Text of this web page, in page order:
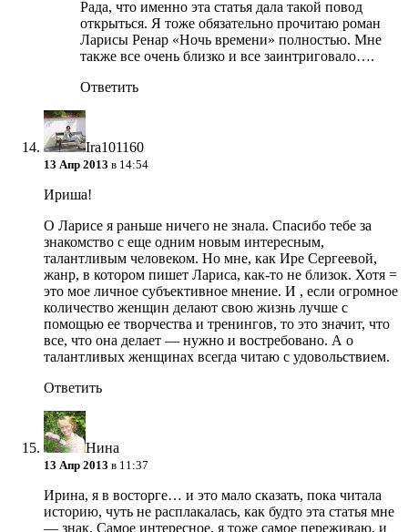
Рада, что именно эта статья дала такой повод
открыться. Я тоже обязательно прочитаю роман
Ларисы Ренар «Ночь времени» полностью. Мне
также все очень близко и все заинтриговало….
Ответить
Ira101160
13 Апр 2013 в 14:54
Ириша!
О Ларисе я раньше ничего не знала. Спасибо тебе за
знакомство с еще одним новым интересным,
талантливым человеком. Но мне, как Ире Сергеевой,
жанр, в котором пишет Лариса, как-то не близок. Хотя =
это мое личное субъективное мнение. И , если огромное
количество женщин делают свою жизнь лучше с
помощью ее творчества и тренингов, то это значит, что
все, что она делает — нужно и востребовано. А о
талантливых женщинах всегда читаю с удовольствием.
Ответить
Нина
13 Апр 2013 в 11:37
Ирина, я в восторге… и это мало сказать, пока читала
историю, чуть не расплакалась, как будто эта статья мне
— знак. Самое интересное, я тоже самое переживаю, и